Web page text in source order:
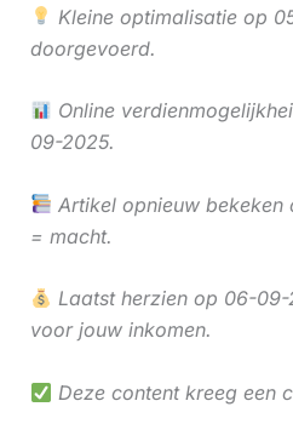
Kleine optimalisatie op
doorgevoerd.
Online
09-2025.
Artikel opnieuw
= macht.
Laatst herzien op 06-
voor jouw inkomen.
Deze content kreeg een